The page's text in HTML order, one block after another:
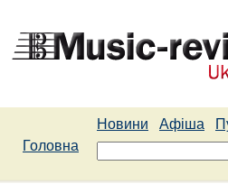
Новини Афіша
Головна